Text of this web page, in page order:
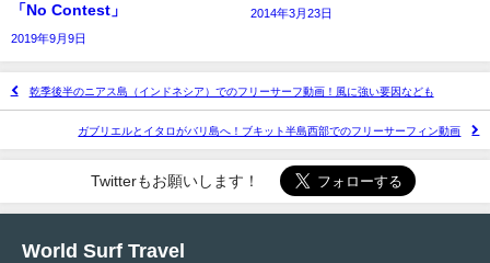
「No Contest」
2019年9月9日
2014年3月23日
乾季後半のニアス島（インドネシア）でのフリーサーフ動画！風に強い要因なども
ガブリエルとイタロがバリ島へ！ブキット半島西部でのフリーサーフィン動画
Twitterもお願いします！
World Surf Travel